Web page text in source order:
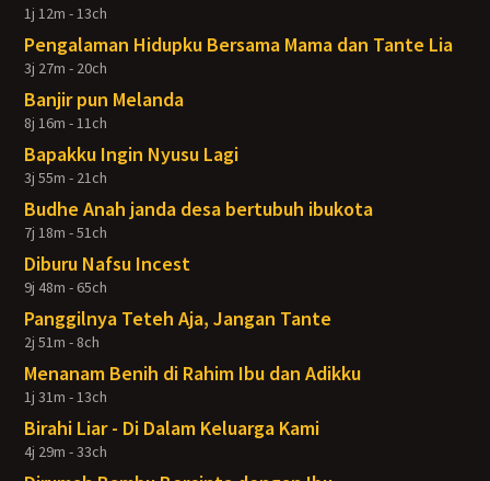
1j 12m - 13ch
Pengalaman Hidupku Bersama Mama dan Tante Lia
3j 27m - 20ch
Banjir pun Melanda
8j 16m - 11ch
Bapakku Ingin Nyusu Lagi
3j 55m - 21ch
Budhe Anah janda desa bertubuh ibukota
7j 18m - 51ch
Diburu Nafsu Incest
9j 48m - 65ch
Panggilnya Teteh Aja, Jangan Tante
2j 51m - 8ch
Menanam Benih di Rahim Ibu dan Adikku
1j 31m - 13ch
Birahi Liar - Di Dalam Keluarga Kami
4j 29m - 33ch